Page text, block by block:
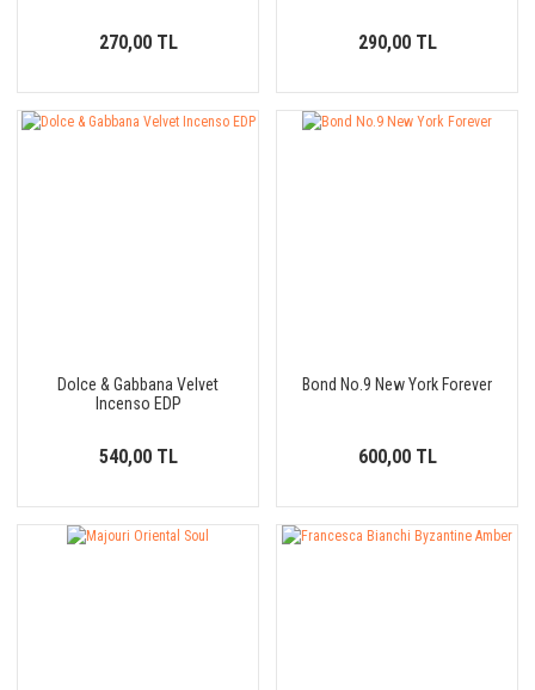
270,00 TL 290,00 TL
Dolce & Gabbana Velvet
Incenso EDP
540,00 TL
Bond No.9 New York Forever
600,00 TL